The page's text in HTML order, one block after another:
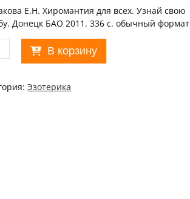
Е.Н. Хиромантия для всех. Узнай свою
Донецк БАО 2011. 336 с. обычный формат
В корзину
Эзотерика